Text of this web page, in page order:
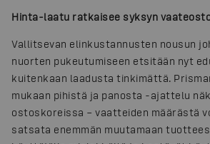
Hinta-laatu ratkaisee syksyn
Vallitsevan elinkustannusten nousun
nuorten pukeutumiseen etsitään nyt
kuitenkaan laadusta tinkimättä.
mukaan pihistä ja panosta -ajattelu
ostoskoreissa – vaatteiden määrästä
satsata enemmän muutamaan